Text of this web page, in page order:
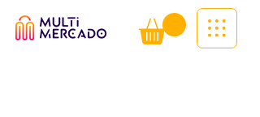
Tudo num só lugar! | Entregas ao
domicílio